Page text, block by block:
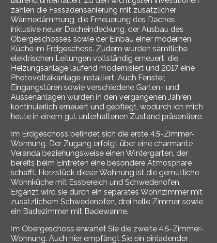
zählen die Fassadensanierung mit zusätzlicher
Wärmedämmung, die Erneuerung des Daches
inklusive neuer Dacheindeckung, der Ausbau des
Obergeschosses sowie der Einbau einer modernen
Küche im Erdgeschoss. Zudem wurden sämtliche
elektrischen Leitungen vollständig erneuert, die
Heizungsanlage laufend modernisiert und 2017 eine
Photovoltaikanlage installiert. Auch Fenster,
Eingangstüren sowie verschiedene Garten- und
Aussenanlagen wurden in den vergangenen Jahren
kontinuierlich erneuert und gepflegt, wodurch ich mich
heute in einem gut unterhaltenen Zustand präsentiere.
Im Erdgeschoss befindet sich die erste 4.5-Zimmer-
Wohnung. Der Zugang erfolgt über eine charmante
Veranda beziehungsweise einen Wintergarten, der
bereits beim Eintreten eine besondere Atmosphäre
schafft. Herzstück dieser Wohnung ist die gemütliche
Wohnküche mit Essbereich und Schwedenofen.
Ergänzt wird sie durch ein separates Wohnzimmer mit
zusätzlichem Schwedenofen, drei helle Zimmer sowie
ein Badezimmer mit Badewanne.
Im Obergeschoss erwartet Sie die zweite 4.5-Zimmer-
Wohnung. Auch hier empfängt Sie ein einladender